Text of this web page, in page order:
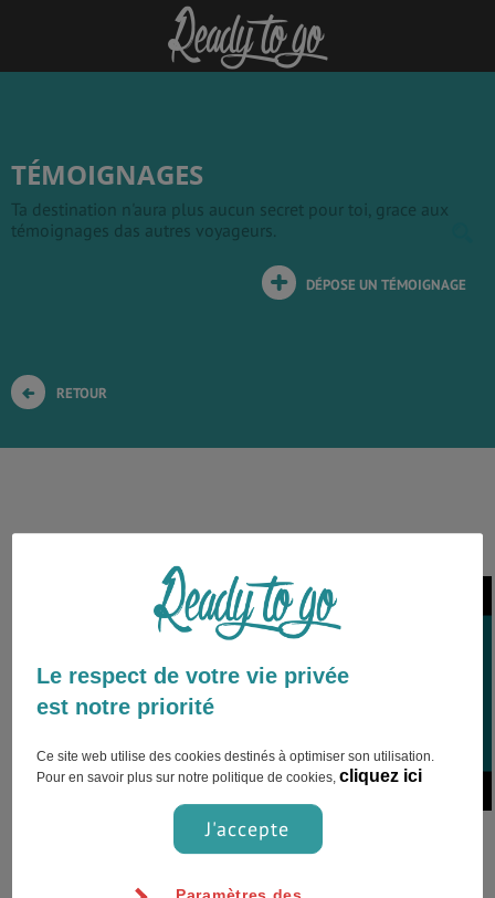
TÉMOIGNAGES
Ta destination n'aura plus aucun secret pour toi, grace aux
témoignages das autres voyageurs.
DÉPOSE UN TÉMOIGNAGE
RETOUR
London,Royaume-Uni
Malgré sa réputation de ville
Le respect de votre vie privée
est notre priorité
Ce site web utilise des cookies destinés à optimiser son utilisation.
Pour en savoir plus sur notre politique de cookies,cliquez ici
J'accepte
Paramètres des